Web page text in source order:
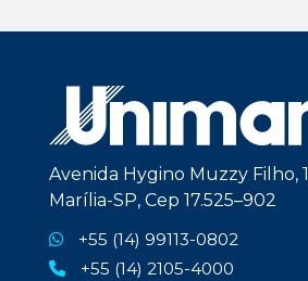
Avenida Hygino Muzzy Filho,
Marília-SP, Cep 17.525–902
+55 (14) 99113-0802
+55 (14) 2105-4000